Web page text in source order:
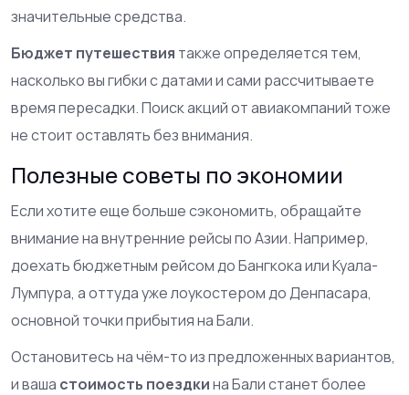
значительные средства.
Бюджет путешествия также определяется тем,
насколько вы гибки с датами и сами рассчитываете
время пересадки. Поиск акций от авиакомпаний тоже
не стоит оставлять без внимания.
Полезные советы по экономии
Если хотите еще больше сэкономить, обращайте
внимание на внутренние рейсы по Азии. Например,
доехать бюджетным рейсом до Бангкока или Куала-
Лумпура, а оттуда уже лоукостером до Денпасара,
основной точки прибытия на Бали.
Остановитесь на чём-то из предложенных вариантов,
и ваша стоимость поездкина Бали станет более